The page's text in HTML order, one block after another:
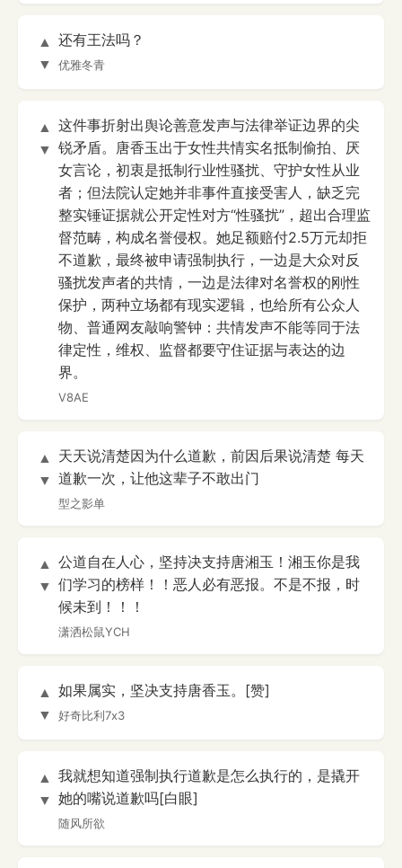
▲
▼
还有王法吗？
优雅冬青
▲
▼
这件事折射出舆论善意发声与法律举证边界的尖
锐矛盾。唐香玉出于女性共情实名抵制偷拍、厌
女言论，初衷是抵制行业性骚扰、守护女性从业
者；但法院认定她并非事件直接受害人，缺乏完
整实锤证据就公开定性对方“性骚扰”，超出合理监
督范畴，构成名誉侵权。她足额赔付2.5万元却拒
不道歉，最终被申请强制执行，一边是大众对反
骚扰发声者的共情，一边是法律对名誉权的刚性
保护，两种立场都有现实逻辑，也给所有公众人
物、普通网友敲响警钟：共情发声不能等同于法
律定性，维权、监督都要守住证据与表达的边
界。
V8AE
▲
▼
天天说清楚因为什么道歉，前因后果说清楚 每天
道歉一次，让他这辈子不敢出门
型之影单
▲
▼
公道自在人心，坚持决支持唐湘玉！湘玉你是我
们学习的榜样！！恶人必有恶报。不是不报，时
候未到！！！
潇洒松鼠YCH
▲
▼
如果属实，坚决支持唐香玉。[赞]
好奇比利7x3
▲
▼
我就想知道强制执行道歉是怎么执行的，是撬开
她的嘴说道歉吗[白眼]
随风所欲